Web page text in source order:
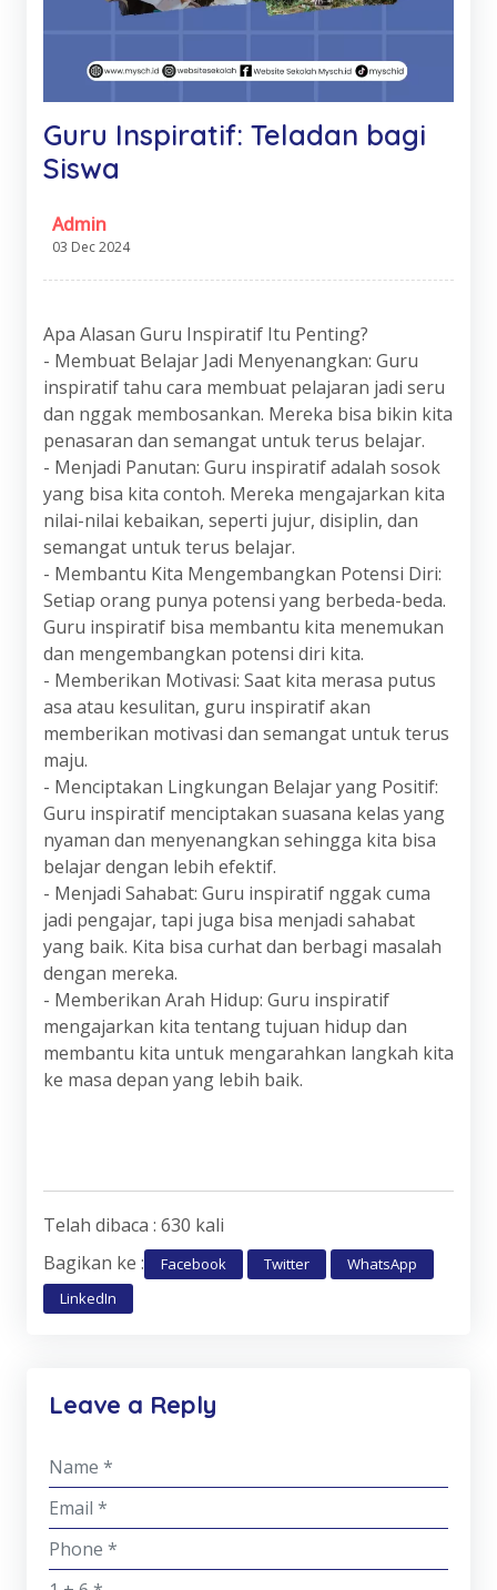
Guru Inspiratif: Teladan bagi
Siswa
Admin
03 Dec 2024
Apa Alasan Guru Inspiratif Itu Penting?
- Membuat Belajar Jadi Menyenangkan: Guru
inspiratif tahu cara membuat pelajaran jadi seru
dan nggak membosankan. Mereka bisa bikin kita
penasaran dan semangat untuk terus belajar.
- Menjadi Panutan: Guru inspiratif adalah sosok
yang bisa kita contoh. Mereka mengajarkan kita
nilai-nilai kebaikan, seperti jujur, disiplin, dan
semangat untuk terus belajar.
- Membantu Kita Mengembangkan Potensi Diri:
Setiap orang punya potensi yang berbeda-beda.
Guru inspiratif bisa membantu kita menemukan
dan mengembangkan potensi diri kita.
- Memberikan Motivasi: Saat kita merasa putus
asa atau kesulitan, guru inspiratif akan
memberikan motivasi dan semangat untuk terus
maju.
- Menciptakan Lingkungan Belajar yang Positif:
Guru inspiratif menciptakan suasana kelas yang
nyaman dan menyenangkan sehingga kita bisa
belajar dengan lebih efektif.
- Menjadi Sahabat: Guru inspiratif nggak cuma
jadi pengajar, tapi juga bisa menjadi sahabat
yang baik. Kita bisa curhat dan berbagi masalah
dengan mereka.
- Memberikan Arah Hidup: Guru inspiratif
mengajarkan kita tentang tujuan hidup dan
membantu kita untuk mengarahkan langkah kita
ke masa depan yang lebih baik.
Telah dibaca : 630 kali
Bagikan ke :
Facebook Twitter
WhatsApp
LinkedIn
Leave a Reply